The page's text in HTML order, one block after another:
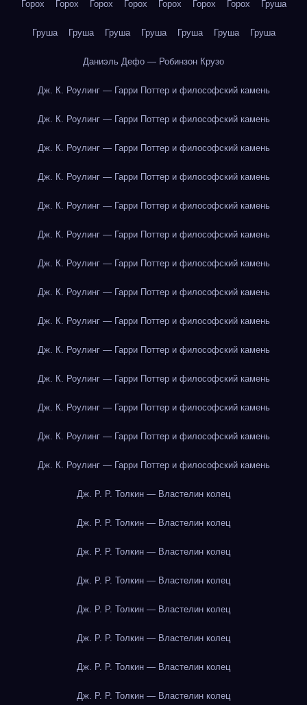
Горох Горох Горох Горох Горох Горох Горох Груша
Груша Груша Груша Груша Груша Груша Груша
Даниэль Дефо — Робинзон Крузо
Дж. К. Роулинг — Гарри Поттер и философский камень
Дж. К. Роулинг — Гарри Поттер и философский камень
Дж. К. Роулинг — Гарри Поттер и философский камень
Дж. К. Роулинг — Гарри Поттер и философский камень
Дж. К. Роулинг — Гарри Поттер и философский камень
Дж. К. Роулинг — Гарри Поттер и философский камень
Дж. К. Роулинг — Гарри Поттер и философский камень
Дж. К. Роулинг — Гарри Поттер и философский камень
Дж. К. Роулинг — Гарри Поттер и философский камень
Дж. К. Роулинг — Гарри Поттер и философский камень
Дж. К. Роулинг — Гарри Поттер и философский камень
Дж. К. Роулинг — Гарри Поттер и философский камень
Дж. К. Роулинг — Гарри Поттер и философский камень
Дж. К. Роулинг — Гарри Поттер и философский камень
Дж. Р. Р. Толкин — Властелин колец
Дж. Р. Р. Толкин — Властелин колец
Дж. Р. Р. Толкин — Властелин колец
Дж. Р. Р. Толкин — Властелин колец
Дж. Р. Р. Толкин — Властелин колец
Дж. Р. Р. Толкин — Властелин колец
Дж. Р. Р. Толкин — Властелин колец
Дж. Р. Р. Толкин — Властелин колец